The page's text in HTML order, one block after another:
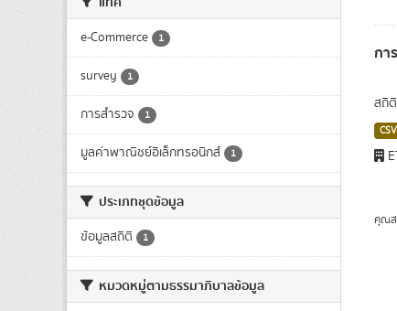
e-Commerce 1
survey 1
การสำรวจ 1
มูลค่าพาณิชย์อิเล็กทรอนิกส์ 1
ประเภทชุดข้อมูล
ข้อมูลสถิติ 1
หมวดหมู่ตามธรรมาภิบาลข้อมูล
กา
สถิ
CSV
คุณส